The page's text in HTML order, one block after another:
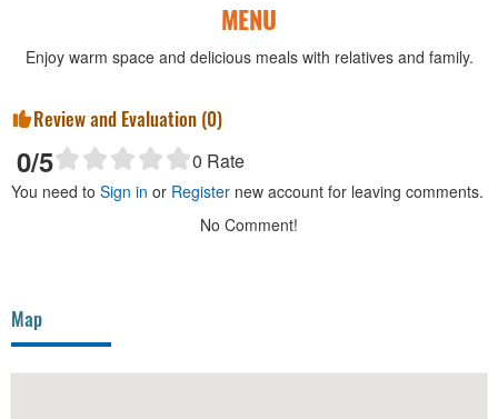
MENU
Enjoy warm space and delicious meals with relatives and family.
Review and Evaluation (0)
0/5 0 Rate
You need to Sign in or Register new account for leaving comments.
No Comment!
Map